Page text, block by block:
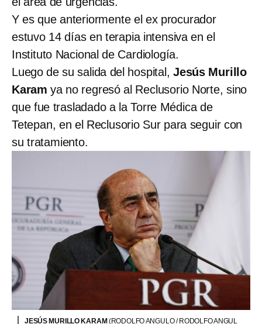
Y es que anteriormente el ex procurador
estuvo 14 días en terapia intensiva en el
Instituto Nacional de Cardiología.
Luego de su salida del hospital, Jesús Murillo
Karam ya no regresó al Reclusorio Norte, sino
que fue trasladado a la Torre Médica de
Tetepan, en el Reclusorio Sur para seguir con
su tratamiento.
JESÚS MURILLO KARAM (RODOLFO ANGULO / RODOLFO ANGUL